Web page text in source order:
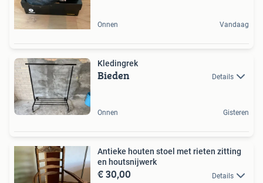
Onnen Vandaag
Kledingrek
Bieden Details
Onnen Gisteren
Antieke houten stoel met rieten zitting
en houtsnijwerk
€ 30,00 Details